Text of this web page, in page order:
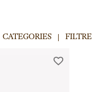
CATEGORIES FILTRE